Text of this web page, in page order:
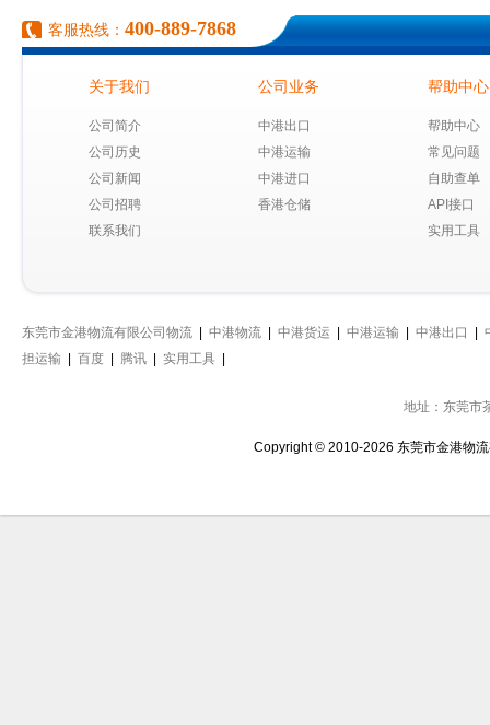
客服热线： 400-889-7868
关于我们
公司简介
公司历史
公司新闻
公司招聘
联系我们
公司业务
中港出口
中港运输
中港进口
香港仓储
帮助中心
帮助中心
常见问题
自助查单
API接口
实用工具
东莞市金港物流有限公司物流 中港物流 中港货运 中港运输 中港出口
担运输
百度 腾讯 实用工具
地址：东莞市
Copyright © 2010-2026 东莞市金港物